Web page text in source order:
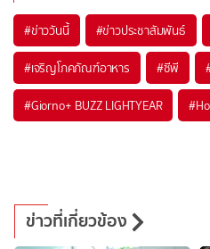
#ข่าววันนี้ #ข่าวประชาสัมพันธ์
#เจริญโภคภัณฑ์อาหาร #ซีพี
#Giorno+ BUZZ LIGHTYEAR #
ข่าวที่เกี่ยวข้อง